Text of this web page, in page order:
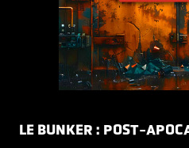
LE BUNKER : POST-